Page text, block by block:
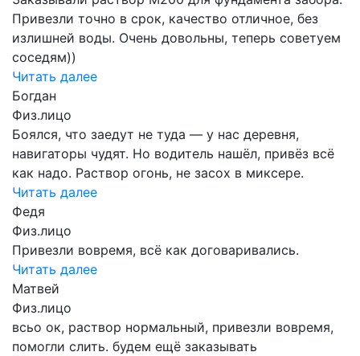
Привезли точно в срок, качество отличное, без
излишней воды. Очень довольны, теперь советуем
соседям))
Читать далее
Богдан
Физ.лицо
Боялся, что заедут не туда — у нас деревня,
навигаторы чудят. Но водитель нашёл, привёз всё
как надо. Раствор огонь, не засох в миксере.
Читать далее
Федя
Физ.лицо
Привезли вовремя, всё как договаривались.
Читать далее
Матвей
Физ.лицо
всьо ок, раствор нормальный, привезли вовремя,
помогли слить. будем ещё заказывать